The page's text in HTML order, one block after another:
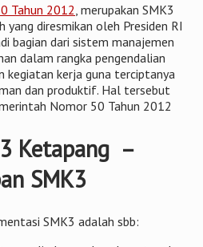
Tahun 2012 , merupakan SMK3
diresmikan oleh Presiden RI
bagian dari sistem manajemen
dalam rangka pengendalian
kegiatan kerja guna terciptanya
dan produktif. Hal tersebut
Nomor 50 Tahun 2012
Ketapang –
SMK3
SMK3 adalah sbb: